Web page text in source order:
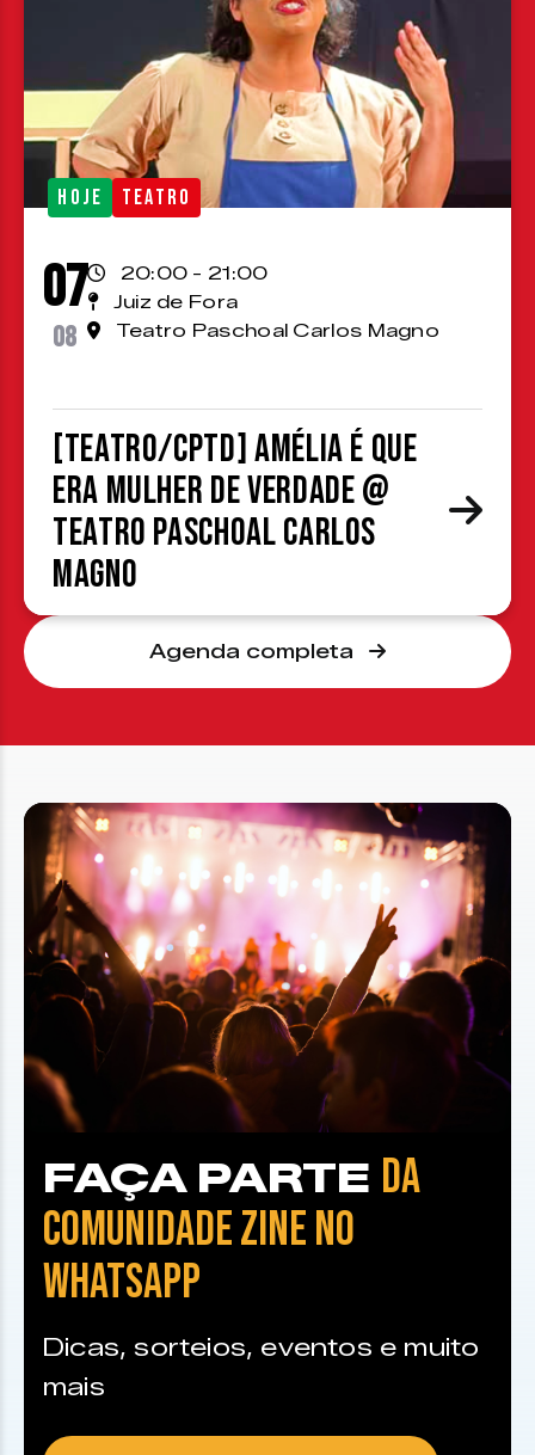
HOJE TEATRO
07
08
20:00 - 21:00
Juiz de Fora
Teatro Paschoal Carlos Magno
[TEATRO/CPTD] Amélia é que
era mulher de verdade @
Teatro Paschoal Carlos
Magno
Agenda completa
FAÇA PARTE DA
COMUNIDADE ZINE NO
WHATSAPP
Dicas, sorteios, eventos e muito
mais